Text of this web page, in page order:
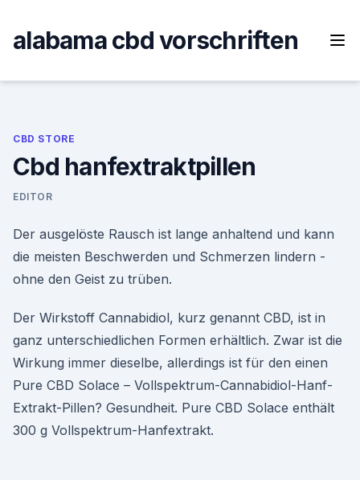
content
alabama cbd vorschriften
CBD STORE
Cbd hanfextraktpillen
EDITOR
Der ausgelöste Rausch ist lange anhaltend und kann
die meisten Beschwerden und Schmerzen lindern -
ohne den Geist zu trüben.
Der Wirkstoff Cannabidiol, kurz genannt CBD, ist in
ganz unterschiedlichen Formen erhältlich. Zwar ist die
Wirkung immer dieselbe, allerdings ist für den einen
Pure CBD Solace – Vollspektrum-Cannabidiol-Hanf-
Extrakt-Pillen? Gesundheit. Pure CBD Solace enthält
300 g Vollspektrum-Hanfextrakt.